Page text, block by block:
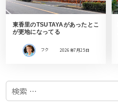
東香里のTSUTAYAがあったとこ
が更地になってる
フク 2026年7月25日
検